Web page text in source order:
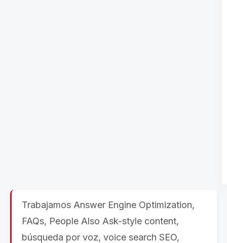
Trabajamos Answer Engine Optimization,
FAQs, People Also Ask-style content,
búsqueda por voz, voice search SEO,